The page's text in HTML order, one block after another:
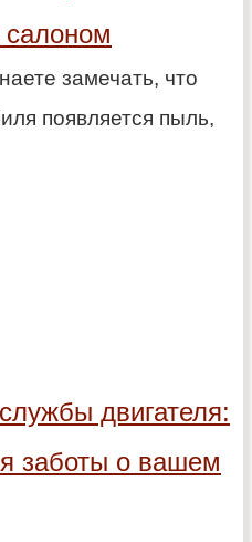
салоном
замечать, что
появляется пыль,
двигателя:
заботы о вашем